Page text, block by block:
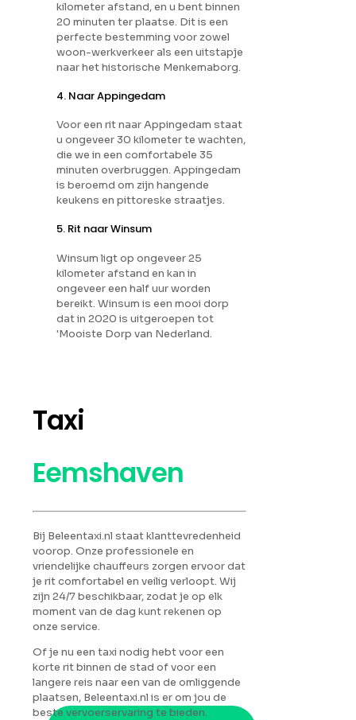
kilometer afstand, en u bent binnen
20 minuten ter plaatse. Dit is een
perfecte bestemming voor zowel
woon-werkverkeer als een uitstapje
naar het historische Menkemaborg.
4. Naar Appingedam
Voor een rit naar Appingedam staat
u ongeveer 30 kilometer te wachten,
die we in een comfortabele 35
minuten overbruggen. Appingedam
is beroemd om zijn hangende
keukens en pittoreske straatjes.
5. Rit naar Winsum
Winsum ligt op ongeveer 25
kilometer afstand en kan in
ongeveer een half uur worden
bereikt. Winsum is een mooi dorp
dat in 2020 is uitgeroepen tot
'Mooiste Dorp van Nederland.
Taxi
Eemshaven
Bij Beleentaxi.nl staat klanttevredenheid
voorop. Onze professionele en
vriendelijke chauffeurs zorgen ervoor dat
je rit comfortabel en veilig verloopt. Wij
zijn 24/7 beschikbaar, zodat je op elk
moment van de dag kunt rekenen op
onze service.
Of je nu een taxi nodig hebt voor een
korte rit binnen de stad of voor een
langere reis naar een van de omliggende
plaatsen, Beleentaxi.nl is er om jou de
beste vervoerservaring te bieden.